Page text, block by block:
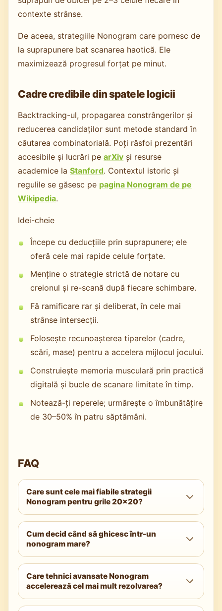
contexte strânse.
De aceea, strategiile Nonogram care pornesc de
la suprapunere bat scanarea haotică. Ele
maximizează progresul forțat pe minut.
Cadre credibile din spatele logicii
Backtracking-ul, propagarea constrângerilor și
reducerea candidaților sunt metode standard în
căutarea combinatorială. Poți răsfoi prezentări
accesibile și lucrări pearXiv și resurse
academice laStanford. Contextul istoric și
regulile se găsesc pe pagina Nonogram de pe
Wikipedia.
Idei-cheie
Începe cu deducțiile prin suprapunere; ele
oferă cele mai rapide celule forțate.
Menține o strategie strictă de notare cu
creionul și re-scană după fiecare schimbare.
Fă ramificare rar și deliberat, în cele mai
strânse intersecții.
Folosește recunoașterea tiparelor (cadre,
scări, mase) pentru a accelera mijlocul jocului.
Construiește memoria musculară prin practică
digitală și bucle de scanare limitate în timp.
Notează-ți reperele; urmărește o îmbunătățire
de 30–50% în patru săptămâni.
FAQ
Care sunt cele mai fiabile strategii
Nonogram pentru grile 20x20?
Începe cu deducțiile prin suprapunere,
păstrează notări stricte cu creionul și fă
ramificare doar pe cele mai constrânse
celule. Re-scană rândurile și coloanele după
fiecare plasare.
Cum decid când să ghicesc într-un
nonogram mare?
Ghicește doar după ce suprapunerile și
scanările candidaților se blochează. Alege
cea mai mică intersecție, cea mai
constrânsă, și marchează ramura ca să poți
Care tehnici avansate Nonogram
accelerează cel mai mult rezolvarea?
Intersecțiile seturilor de candidați, verificările